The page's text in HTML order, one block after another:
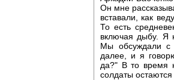
Он мне
вставали, как
То есть
включая дыбу. Я
Мы обсуждали с
далее, и я
да?" В то время
солдаты остаются